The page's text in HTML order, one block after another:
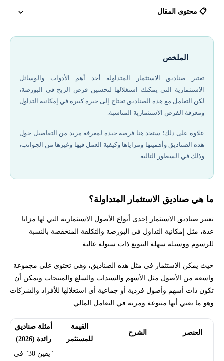
📋 محتوى المقال
كيفية الاستثمار في صناديق الاستثمار المتداولة
مزايا وعيوب صناديق الاستثمار المتداولة
إخلاء المسؤولية وتنويه المخاطر
تحتاج لاستشارة لمعرفة كيفية التداول في صناديق الاستثمار المتداولة؟
الملخص
تعتبر صناديق الاستثمار المتداولة أحد أهم الأدوات والوسائل
الاستثمارية التي يمكنك استغلالها لتحسين فرص الربح في البورصة،
لكن التعامل مع هذه الصناديق تحتاج إلى خبرة كبيرة في إمكانية التداول
ومعرفة الفرص الاستثمارية المناسبة.
علاوة على ذلك؛ ستجد هنا فرصة جيدة لمعرفة مزيد من التفاصيل حول
هذه الصناديق وأهميتها ومزاياها وكيفية العمل فيها وغيرها من الجوانب،
وذلك في السطور التالية.
ما هي صناديق الاستثمار المتداولة؟
تعتبر صناديق الاستثمار إحدى أنواع الأصول الاستثمارية التي لها مزايا
عدة، مثل إمكانية التداول في البورصة والتكلفة المنخفضة بالنسبة
للرسوم ووسيلة سهلة التنويع ذات سيولة عالية.
حيث يمكن الاستثمار في مثل هذه الصناديق، وهي تحتوي على مجموعة
واسعة من الأصول مثل الأسهم والسندات والسلع والمنتجات ويمكن أن
تكون ذات أسهم وأصول فردية أو جماعية أي استغلالها للأفراد والشركات
وهو ما يعني أنها متنوعة ومرنة في التعامل المالي.
العنصر الشرح
القيمة
للمستثمر
أمثلة صناديق
رائدة (2026)
"يقين 30" في